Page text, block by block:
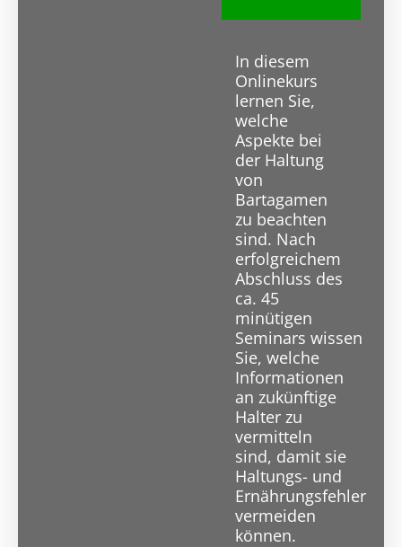
In diesem
Onlinekurs
lernen Sie,
welche
Aspekte bei
der Haltung
von
Bartagamen
zu beachten
sind. Nach
erfolgreichem
Abschluss des
ca. 45
minütigen
Seminars wissen
Sie, welche
Informationen
an zukünftige
Halter zu
vermitteln
sind, damit sie
Haltungs- und
Ernährungsfehler
vermeiden
können.